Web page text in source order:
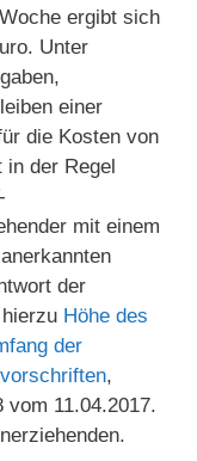
ergibt sich
Unter
einer
die Kosten von
in der Regel
mit einem
der
Höhe des
der
,
vom 11.04.2017.